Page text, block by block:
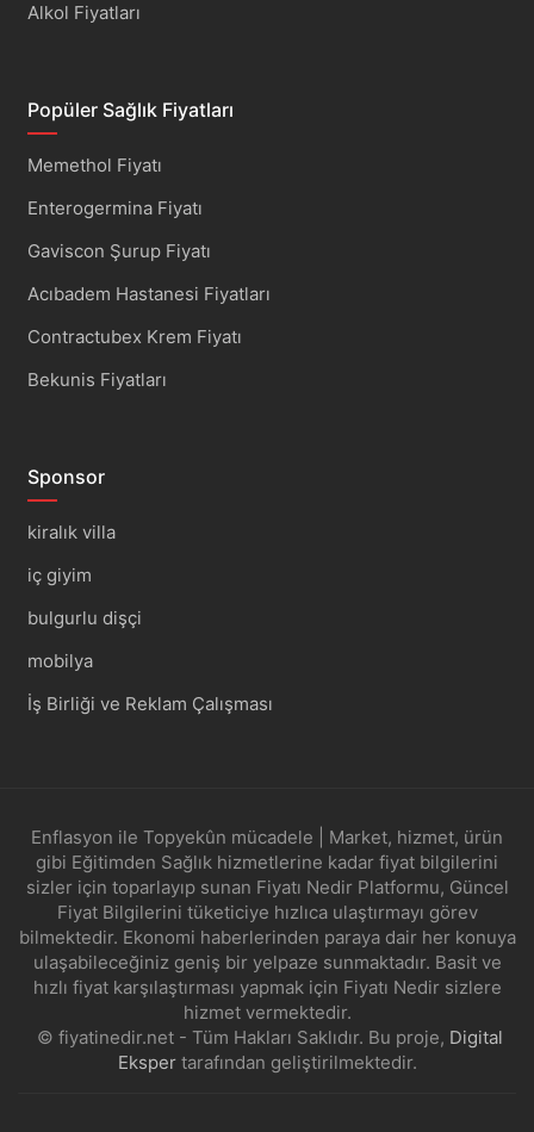
Alkol Fiyatları
Popüler Sağlık Fiyatları
Memethol Fiyatı
Enterogermina Fiyatı
Gaviscon Şurup Fiyatı
Acıbadem Hastanesi Fiyatları
Contractubex Krem Fiyatı
Bekunis Fiyatları
Sponsor
kiralık villa
iç giyim
bulgurlu dişçi
mobilya
İş Birliği ve Reklam Çalışması
Enflasyon ile Topyekûn mücadele | Market, hizmet, ürün
gibi Eğitimden Sağlık hizmetlerine kadar fiyat bilgilerini
sizler için toparlayıp sunan Fiyatı Nedir Platformu, Güncel
Fiyat Bilgilerini tüketiciye hızlıca ulaştırmayı görev
bilmektedir. Ekonomi haberlerinden paraya dair her konuya
ulaşabileceğiniz geniş bir yelpaze sunmaktadır. Basit ve
hızlı fiyat karşılaştırması yapmak için Fiyatı Nedir sizlere
hizmet vermektedir.
© fiyatinedir.net - Tüm Hakları Saklıdır. Bu proje, Digital
Ekspertarafından geliştirilmektedir.